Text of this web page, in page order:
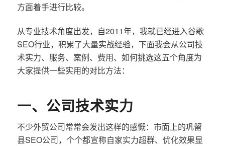
方面着手进行比较。
从专业技术角度出发，自2011年，我就已经进入谷歌
SEO行业，积累了大量实战经验，下面我会从公司技
术实力、服务、案例、费用、如何挑选这五个角度为
大家提供一些实用的对比方法：
一、公司技术实力
不少外贸公司常常会发出这样的感慨：市面上的巩留
县SEO公司，个个都宣称自家实力超群、优化效果显